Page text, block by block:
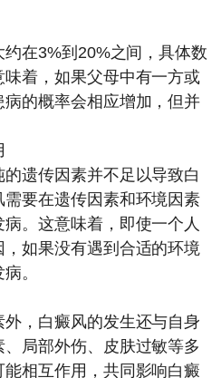
在3%到20%之间，具体数
着，如果父母中有一方或
的概率会相应增加，但并
遗传因素并不足以导致白
要在遗传因素和环境因素
。这意味着，即使一个人
如果没有遇到合适的环境
。
，白癜风的发生还与自身
局部外伤、皮肤过敏等多
相互作用，共同影响白癜